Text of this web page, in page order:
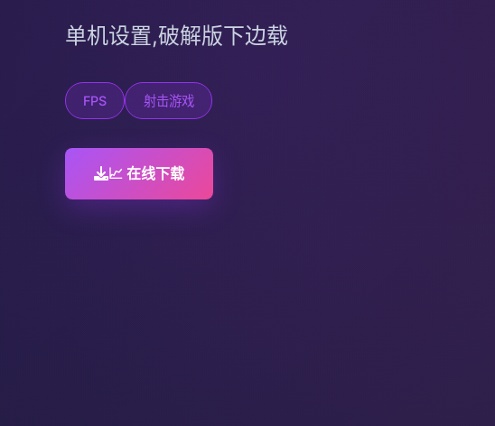
单机设置,破解版下边载
FPS 射击游戏
📈 在线下载